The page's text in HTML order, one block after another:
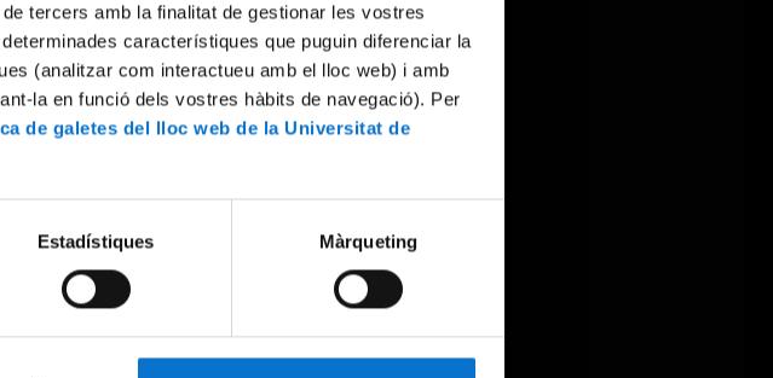
tercers amb la finalitat de gestionar les vostres
característiques que puguin diferenciar la
(analitzar com interactueu amb el lloc web) i amb
la en funció dels vostres hàbits de navegació). Per
de galetes del lloc web de la Universitat de
Estadístiques Màrqueting